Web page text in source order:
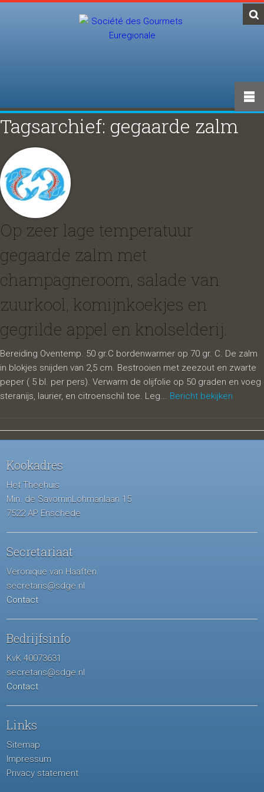
Tagsarchief: gegaarde zalm
Op zeer lage temperatuur
gegaarde zalm met
champagneroom, salade van
zuurkool, komijnkoekjes en
gegrilde appel en knolselderij.
Bereiding Oventemp. 50 gr.C bordenwarmer op 70 gr. C. De zalm
in blokjes snijden van 2,5 cm. Bestrooien met zeezout en zwarte
peper ( 5 bl. per pers). Verwarm de olijfolie op 50 graden en voeg
steranijs, laurier, en citroenschil toe. Leg... Bericht bekijken
Kookadres
Het Theehuis
Min. de SavorninLohmanlaan 15
7522 AP Enschede
Secretariaat
Veronique van Haaften
secretaris@sdge.nl
Contact
Bedrijfsinfo
KvK 40073631
secretaris@sdge.nl
Contact
Links
Sitemap
Impressum
Privacy statement